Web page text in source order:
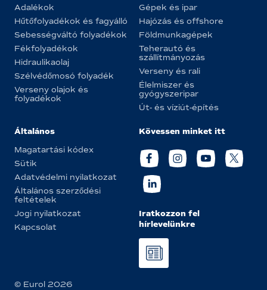
Adalékok
Hűtőfolyadékok és fagyálló
Sebességváltó folyadékok
Fékfolyadékok
Hidraulikaolaj
Szélvédőmosó folyadék
Verseny olajok és
folyadékok
Gépek és ipar
Hajózás és offshore
Földmunkagépek
Teherautó és
szállítmányozás
Verseny és rali
Élelmiszer és
gyógyszeripar
Út- és víziút-építés
Általános
Magatartási kódex
Sütik
Adatvédelmi nyilatkozat
Általános szerződési
feltételek
Jogi nyilatkozat
Kapcsolat
Kövessen minket itt
Iratkozzon fel
hírlevelünkre
© Eurol 2026